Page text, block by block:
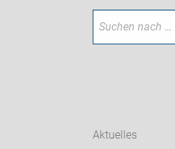
Aktuelles